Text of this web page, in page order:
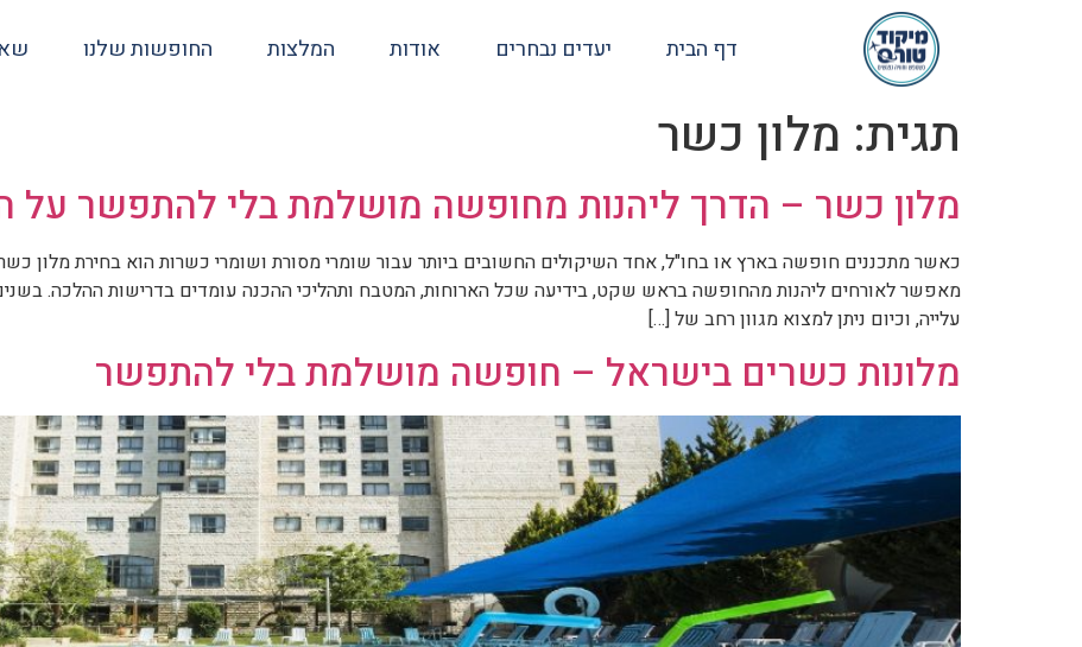
דף הבית יעדים נבחרים אודות המלצות החופשות שלנו
תגית: מלון כשר
מלון כשר – הדרך ליהנות מחופשה מושלמת בלי להתפשר על
כאשר מתכננים חופשה בארץ או בחו"ל, אחד השיקולים החשובים ביותר עבור שומרי מסורת ושומרי כשרות הוא בחירת מלון
מאפשר לאורחים ליהנות מהחופשה בראש שקט, בידיעה שכל הארוחות, המטבח ותהליכי ההכנה עומדים בדרישות ההלכה.
עלייה, וכיום ניתן למצוא מגוון רחב של […]
מלונות כשרים בישראל – חופשה מושלמת בלי להתפשר